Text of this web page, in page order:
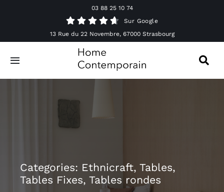
03 88 25 10 74
Sur Google
13 Rue du 22 Novembre, 67000 Strasbourg
Toggle
Navigation
Accessoires & Décorations
Categories: Ethnicraft, Tables,
Tables Fixes, Tables rondes